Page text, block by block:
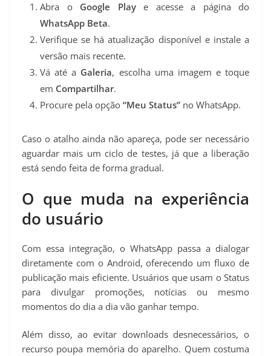
Abra o Google Playe acesse a página do
WhatsApp Beta.
Verifique se há atualização disponível e instale a
versão mais recente.
Vá até a Galeria, escolha uma imagem e toque
em Compartilhar.
Procure pela opção “Meu Status” no WhatsApp.
Caso o atalho ainda não apareça, pode ser necessário
aguardar mais um ciclo de testes, já que a liberação
está sendo feita de forma gradual.
O que muda na experiência
do usuário
Com essa integração, o WhatsApp passa a dialogar
diretamente com o Android, oferecendo um fluxo de
publicação mais eficiente. Usuários que usam o Status
para divulgar promoções, notícias ou mesmo
momentos do dia a dia vão ganhar tempo.
Além disso, ao evitar downloads desnecessários, o
recurso poupa memória do aparelho. Quem costuma